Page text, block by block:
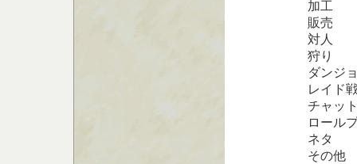
加工
販売
対人
狩り
ダンジョ
レイド
チャッ
ロールプ
ネタ
その他